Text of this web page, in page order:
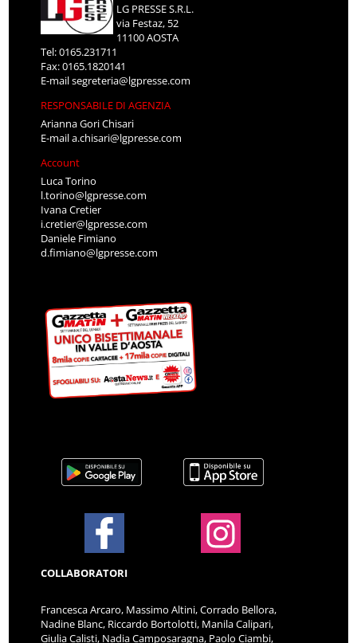
LG PRESSE S.R.L.
via Festaz, 52
11100 AOSTA
Tel: 0165.231711
Fax: 0165.1820141
E-mailsegreteria@lgpresse.com
RESPONSABILE DI AGENZIA
Arianna Gori Chisari
E-maila.chisari@lgpresse.com
Account
Luca Torino
l.torino@lgpresse.com
Ivana Cretier
i.cretier@lgpresse.com
Daniele Fimiano
d.fimiano@lgpresse.com
COLLABORATORI
Francesca Arcaro, Massimo Altini, Corrado Bellora,
Nadine Blanc, Riccardo Bortolotti, Manila Calipari,
Giulia Calisti, Nadia Camposaragna, Paolo Ciambi,